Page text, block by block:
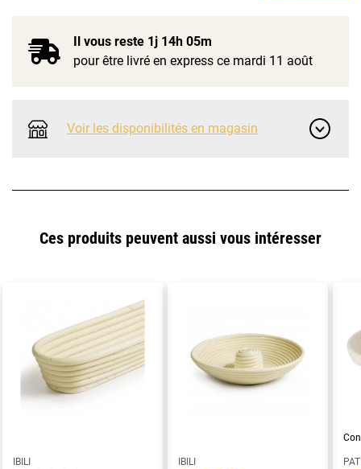
Il vous reste 1j 14h 05m
pour être livré en express ce mardi 11 août
Voir les disponibilités en magasin
Ces produits peuvent aussi vous intéresser
IBILI
IBILI